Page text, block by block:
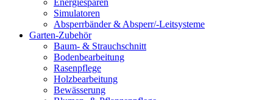
Energiesparen
Simulatoren
Absperrbänder & Absperr/-Leitsysteme
Garten-Zubehör
Baum- & Strauchschnitt
Bodenbearbeitung
Rasenpflege
Holzbearbeitung
Bewässerung